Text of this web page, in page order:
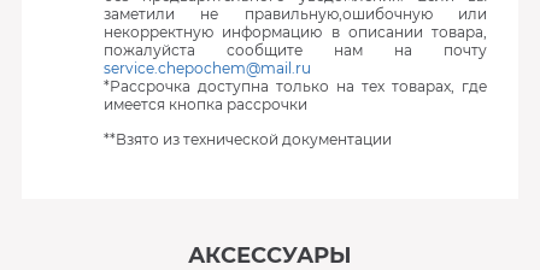
заметили не правильную,ошибочную или
некорректную информацию в описании товара,
пожалуйста сообщите нам на почту
service.chepochem@mail.ru
*Рассрочка доступна только на тех товарах, где
имеется кнопка рассрочки
**Взято из технической документации
АКСЕССУАРЫ